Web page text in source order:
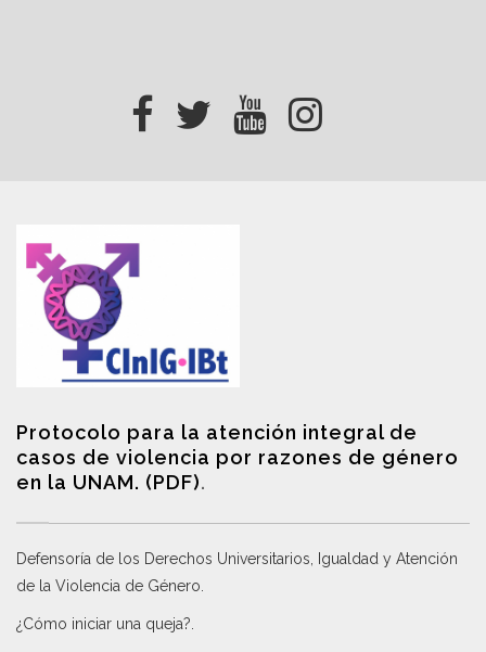
Protocolo para la atención integral de
casos de violencia por razones de género
en la UNAM. (PDF).
Defensoría de los Derechos Universitarios, Igualdad y Atención
de la Violencia de Género
¿Cómo iniciar una queja?